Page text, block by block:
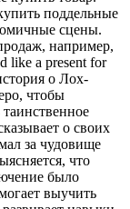
поддельные
сцены.
например,
like a present for
о Лох-
чтобы
о своих
за чудовище
что
было
выучить